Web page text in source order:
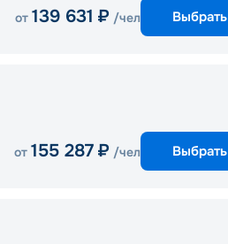
от 139 631 ₽ /чел Выбрать
от 155 287 ₽ /чел Выбрать